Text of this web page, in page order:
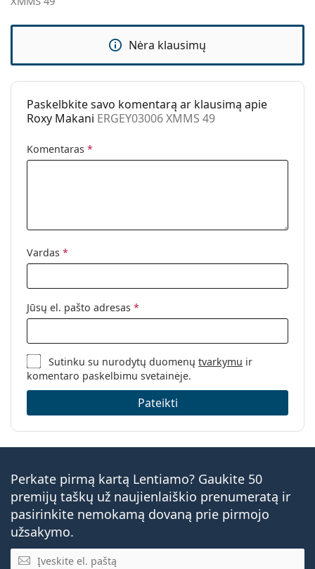
Lytis:
Vaikams
Akiniai nuo saulės
Naudojimas:
Madingi
Kodas:
ERGEY03006 XMMS 49
Nėra klausimų
Paskelbkite savo komentarą ar klausimą apie
Roxy Makani ERGEY03006 XMMS 49
Komentaras *
Vardas *
Jūsų el. pašto adresas *
Sutinku su nurodytų duomenųtvarkymu ir
komentaro paskelbimu svetainėje.
Pateikti
Perkate pirmą kartą Lentiamo? Gaukite 50
premijų taškų už naujienlaiškio prenumeratą ir
pasirinkite nemokamą dovaną prie pirmojo
užsakymo.
El. pašto adresas